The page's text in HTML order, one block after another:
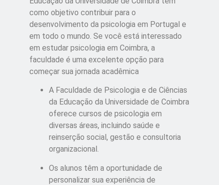
como objetivo contribuir para o
desenvolvimento da psicologia em Portugal e
em todo o mundo. Se você está interessado
em estudar psicologia em Coimbra, a
faculdade é uma excelente opção para
começar sua jornada acadêmica
A Faculdade de Psicologia e de Ciências
da Educação da Universidade de Coimbra
oferece cursos de psicologia em
diversas áreas, incluindo saúde e
reinserção social, gestão e consultoria
organizacional.
Os alunos têm a oportunidade de
personalizar sua experiência de